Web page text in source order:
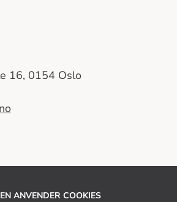
ANVENDER COOKIES
16, 0154 Oslo